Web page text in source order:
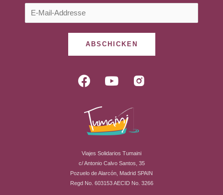
ABSCHICKEN
F
a
e
b
o
o
k
Y
o
u
b
e
R
i
s
t
a
g
r
Viajes Solidarios Tumaini
c/ Antonio Calvo Santos, 35
Pozuelo de Alarcón, Madrid SPAIN
Regd No. 603153 AECID No. 3266